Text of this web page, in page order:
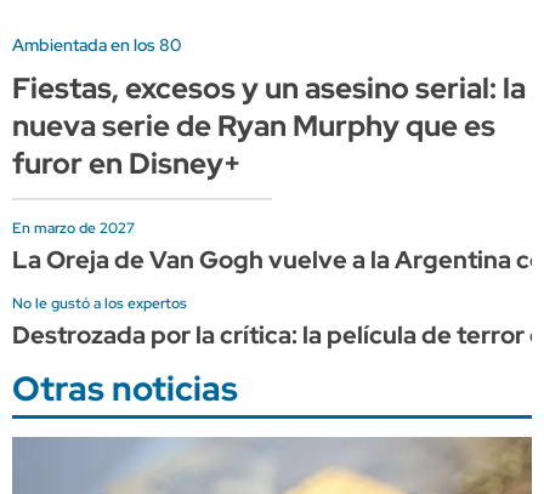
Ambientada en los 80
Fiestas, excesos y un asesino serial: la
nueva serie de Ryan Murphy que es
furor en Disney+
En marzo de 2027
La Oreja de Van Gogh vuelve a la Argentina
No le gustó a los expertos
Destrozada por la crítica: la película de terror
Otras noticias